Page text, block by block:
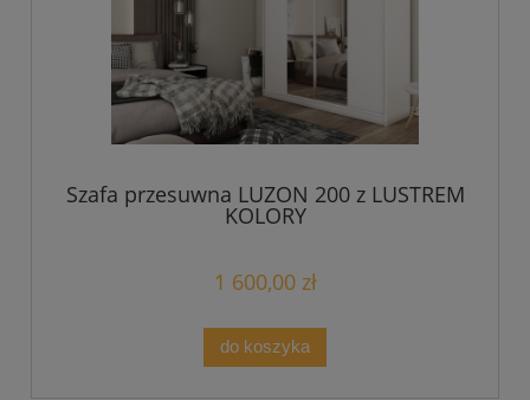
Szafa przesuwna LUZON 200 z LUSTREM
KOLORY
1 600,00 zł
do koszyka